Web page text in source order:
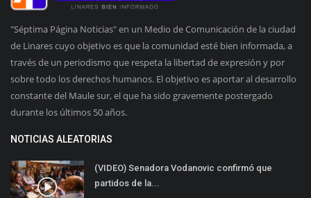
"Séptima Página Noticias" en un Medio de Comunicación de la ciudad
de Linares cuyo objetivo es que la comunidad esté bien informada, a
través de un periodismo que respeta la libertad de expresión y por
sobre todo los derechos humanos. El objetivo es aportar al desarrollo
constante del Maule sur, el que ha sido gravemente postergado
durante los últimos 50 años.
NOTICIAS ALEATORIAS
(VIDEO) Senadora Vodanovic confirmó que
partidos de la...